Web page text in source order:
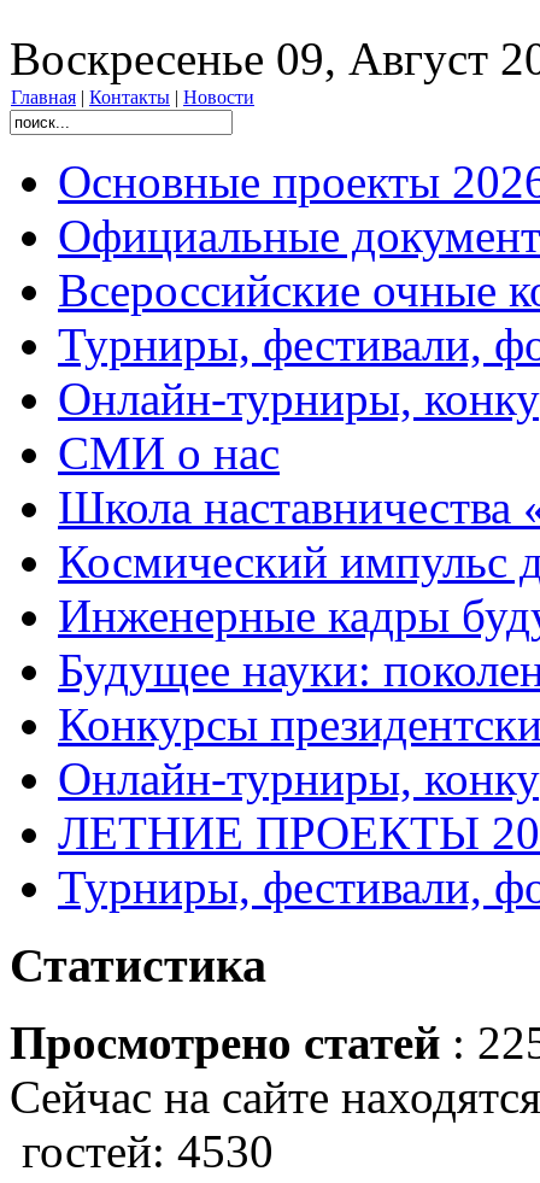
Воскресенье 09, Август
Главная | Контакты | Новости
Основные проекты
Официальные
Всероссийские очные
Турниры, фестивали,
Онлайн-турниры,
СМИ о нас
Школа
Космический импульс
Инженерные кадры
Будущее науки:
Конкурсы
Онлайн-турниры,
ЛЕТНИЕ ПРОЕКТЫ
Турниры, фестивали,
Статистика
Просмотрено статей :
Сейчас на сайте
гостей: 4530